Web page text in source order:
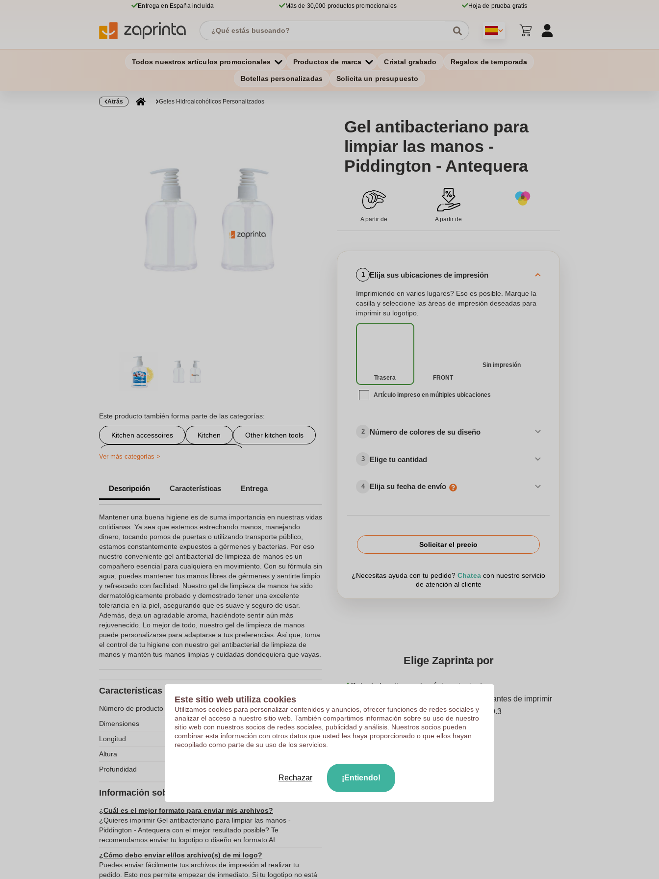
Entrega en España incluida Más de 30,000 productos promocionales Hoja de prueba gratis
Todos nuestros artículos promocionales Productos de marca Cristal grabado Regalos de temporada
Botellas personalizadas Solicita un presupuesto
Atrás Geles Hidroalcohólicos Personalizados
Este producto también forma parte de las categorías:
Kitchen accessoires Kitchen Other kitchen tools
Geles Hidroalcohólicos Personalizados
Ver más categorías >
Descripción Características Entrega
Mantener una buena higiene es de suma importancia en nuestras vidas
cotidianas. Ya sea que estemos estrechando manos, manejando
dinero, tocando pomos de puertas o utilizando transporte público,
estamos constantemente expuestos a gérmenes y bacterias. Por eso
nuestro conveniente gel antibacterial de limpieza de manos es un
compañero esencial para cualquiera en movimiento. Con su fórmula sin
agua, puedes mantener tus manos libres de gérmenes y sentirte limpio
y refrescado con facilidad. Nuestro gel de limpieza de manos ha sido
dermatológicamente probado y demostrado tener una excelente
tolerancia en la piel, asegurando que es suave y seguro de usar.
Además, deja un agradable aroma, haciéndote sentir aún más
rejuvenecido. Lo mejor de todo, nuestro gel de limpieza de manos
puede personalizarse para adaptarse a tus preferencias. Así que, toma
el control de tu higiene con nuestro gel antibacterial de limpieza de
manos y mantén tus manos limpias y cuidadas dondequiera que vayas.
Características
Número de producto
10050540
Dimensiones
153 x 81 x 57 mm
Longitud
153 mm
Altura
Profundidad
Información sobre el envío de datos
¿Cuál es el mejor formato para enviar mis archivos?
¿Quieres imprimir Gel antibacteriano para limpiar las manos -
Piddington - Antequera con el mejor resultado posible? Te
recomendamos enviar tu logotipo o diseño en formato AI
¿Cómo debo enviar el/los archivo(s) de mi logo?
Puedes enviar fácilmente tus archivos de impresión al realizar tu
pedido. Esto nos permite empezar de inmediato. Si tu logotipo no está
Gel antibacteriano para
limpiar las manos -
Piddington - Antequera
A partir de A partir de
1 Elija sus ubicaciones de impresión
Imprimiendo en varios lugares? Eso es posible. Marque la
casilla y seleccione las áreas de impresión deseadas para
imprimir su logotipo.
Trasera FRONT
Sin impresión
Artículo impreso en múltiples ubicaciones
2 Número de colores de su diseño
3 Elige tu cantidad
4 Elija su fecha de envío
Solicitar el precio
¿Necesitas ayuda con tu pedido? Chatea con nuestro servicio
de atención al cliente
Elige Zaprinta por
Sube tu logotipo en la página siguiente
Revisamos su logotipo de forma gratuita antes de imprimir
Los clientes nos dan una puntuación de 9.3
Este sitio web utiliza cookies
Utilizamos cookies para personalizar contenidos y anuncios, ofrecer funciones de redes sociales y
analizar el acceso a nuestro sitio web. También compartimos información sobre su uso de nuestro
sitio web con nuestros socios de redes sociales, publicidad y análisis. Nuestros socios pueden
combinar esta información con otros datos que usted les haya proporcionado o que ellos hayan
recopilado como parte de su uso de los servicios.
Rechazar ¡Entiendo!